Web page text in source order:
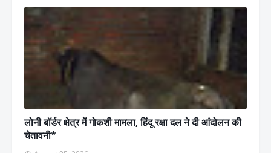
लोनी बॉर्डर क्षेत्र में गोकशी मामला, हिंदू रक्षा दल ने दी आंदोलन की
चेतावनी*